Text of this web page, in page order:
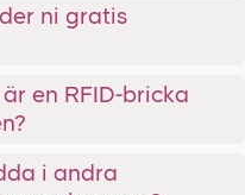
ni gratis
en RFID-bricka
i andra